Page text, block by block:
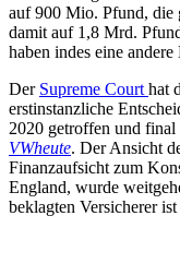
auf 900 Mio. Pfund, die
damit auf 1,8 Mrd.
haben indes eine
Der Supreme Courthat
erstinstanzliche
2020 getroffen und final
VWheute. Der Ansicht
Finanzaufsicht zum
England, wurde
beklagten Versicherer